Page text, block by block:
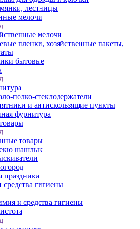
лестницы
мелочи
мелочи
пленки, хозяйственные пакеты,
бытовые
полко-стеклодержатели
и антискользящие пункты
фурнитура
товары
шашлык
праздника
гигиены
и средства гигиены